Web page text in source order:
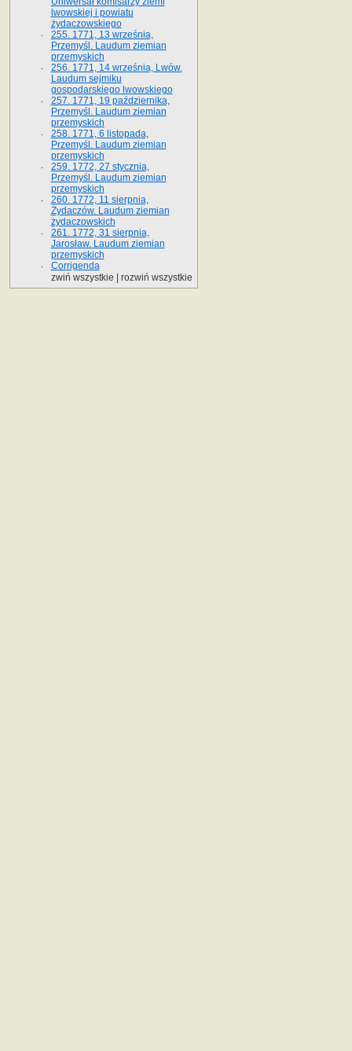
lwowskiej i powiatu
żydaczowskiego
255. 1771, 13 września,
Przemyśl. Laudum ziemian
przemyskich
256. 1771, 14 września, Lwów.
Laudum sejmiku
gospodarskiego lwowskiego
257. 1771, 19 października,
Przemyśl. Laudum ziemian
przemyskich
258. 1771, 6 listopada,
Przemyśl. Laudum ziemian
przemyskich
259. 1772, 27 stycznia,
Przemyśl. Laudum ziemian
przemyskich
260. 1772, 11 sierpnia,
Żydaczów. Laudum ziemian
żydaczowskich
261. 1772, 31 sierpnia,
Jarosław. Laudum ziemian
przemyskich
Corrigenda
zwiń wszystkie
rozwiń wszystkie